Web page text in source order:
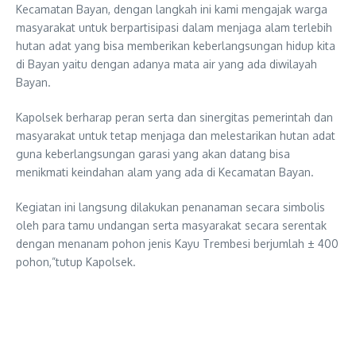
Kecamatan Bayan, dengan langkah ini kami mengajak warga
masyarakat untuk berpartisipasi dalam menjaga alam terlebih
hutan adat yang bisa memberikan keberlangsungan hidup kita
di Bayan yaitu dengan adanya mata air yang ada diwilayah
Bayan.
Kapolsek berharap peran serta dan sinergitas pemerintah dan
masyarakat untuk tetap menjaga dan melestarikan hutan adat
guna keberlangsungan garasi yang akan datang bisa
menikmati keindahan alam yang ada di Kecamatan Bayan.
Kegiatan ini langsung dilakukan penanaman secara simbolis
oleh para tamu undangan serta masyarakat secara serentak
dengan menanam pohon jenis Kayu Trembesi berjumlah ± 400
pohon,”tutup Kapolsek.